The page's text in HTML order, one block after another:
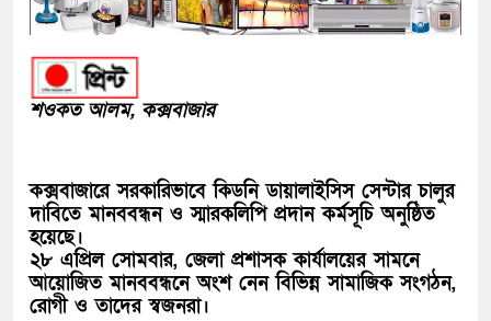
শওকত আলম, কক্সবাজার
কক্সবাজারে সরকারিভাবে কিডনি ডায়ালাইসিস সেন্টার চালুর
দাবিতে মানববন্ধন ও স্মারকলিপি প্রদান কর্মসূচি অনুষ্ঠিত
হয়েছে।
২৮ এপ্রিল সোমবার, জেলা প্রশাসক কার্যালয়ের সামনে
আয়োজিত মানববন্ধনে অংশ নেন বিভিন্ন সামাজিক সংগঠন,
রোগী ও তাদের স্বজনরা।